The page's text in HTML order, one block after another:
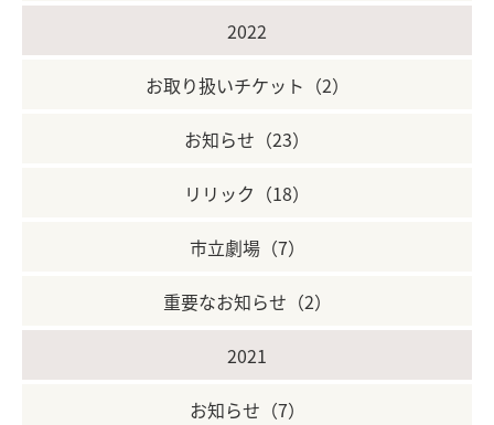
2022
お取り扱いチケット（2）
お知らせ（23）
リリック（18）
市立劇場（7）
重要なお知らせ（2）
2021
お知らせ（7）